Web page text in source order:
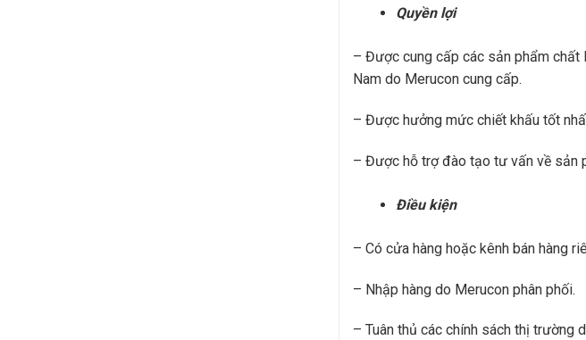
Quyền lợi
– Được cung cấp các sản phẩm chất
Nam do Merucon cung cấp.
– Được hưởng mức chiết khấu tốt
– Được hỗ trợ đào tạo tư vấn về sản
Điều kiện
– Có cửa hàng hoặc kênh bán hàng
– Nhập hàng do Merucon phân phối.
– Tuân thủ các chính sách thị trường